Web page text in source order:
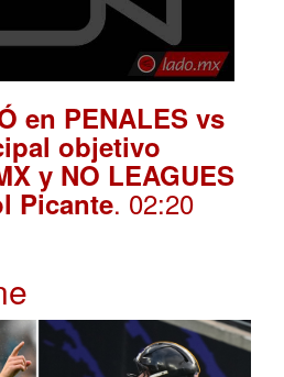
en PENALES vs
objetivo
y NO LEAGUES
Picante. 02:20